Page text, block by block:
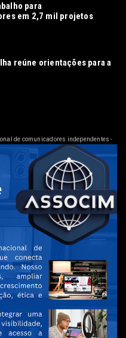
para
em 2,7 mil projetos
reúne orientações para a
de comunicadores independentes -